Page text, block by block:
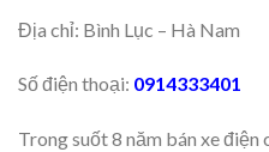
Địa chỉ: Bình Lục – Hà Nam
Số điện thoại: 0914333401
Trong suốt 8 năm bán xe điện